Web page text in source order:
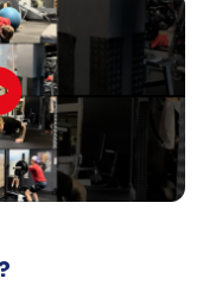
dorostu v
odehrát v
je
v náhradním